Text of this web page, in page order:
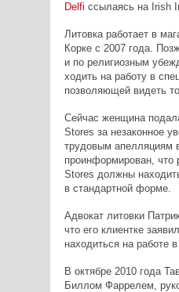
Delfi ссылаясь на Irish
Литовка работает в
Корке с 2007 года.
и по религиозным
ходить на работу в
позволяющей видеть
Сейчас женщина
Stores за незаконное
трудовым апелляциям
проинформирован, что
Stores должны
в стандартной форме.
Адвокат литовки
что его клиентке
находиться на работе
В октябре 2010 года
Биллом Фаррелем,